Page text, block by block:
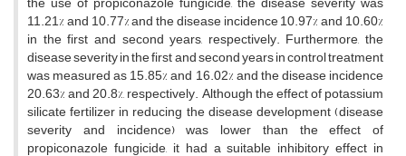
11.21% and 10.77% and the disease incidence 10.97% and 10.60%
in the first and second years, respectively. Furthermore, the
disease severity in the first and second years in control treatment
was measured as 15.85% and 16.02% and the disease incidence
20.63% and 20.8%, respectively. Although the effect of potassium
silicate fertilizer in reducing the disease development (disease
severity and incidence) was lower than the effect of
propiconazole fungicide, it had a suitable inhibitory effect in